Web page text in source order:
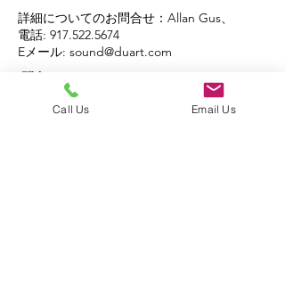
詳細についてのお問合せ：Allan Gus、
電話: 917.522.5674
Eメール: sound@duart.com
お問合せ：
245 W 55th St,
Call Us Email Us